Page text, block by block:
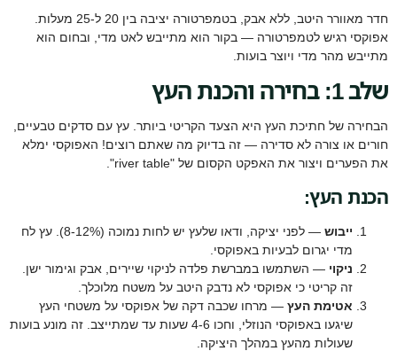
חדר מאוורר היטב, ללא אבק, בטמפרטורה יציבה בין 20 ל-25 מעלות.
אפוקסי רגיש לטמפרטורה — בקור הוא מתייבש לאט מדי, ובחום הוא
מתייבש מהר מדי ויוצר בועות.
שלב 1: בחירה והכנת העץ
הבחירה של חתיכת העץ היא הצעד הקריטי ביותר. עץ עם סדקים טבעיים,
חורים או צורה לא סדירה — זה בדיוק מה שאתם רוצים! האפוקסי ימלא
את הפערים ויצור את האפקט הקסום של "river table".
הכנת העץ:
ייבוש
— לפני יציקה, ודאו שלעץ יש לחות נמוכה (8-12%). עץ לח
מדי יגרום לבעיות באפוקסי.
ניקוי — השתמשו במברשת פלדה לניקוי שיירים, אבק וגימור ישן.
זה קריטי כי אפוקסי לא נדבק היטב על משטח מלוכלך.
אטימת העץ — מרחו שכבה דקה של אפוקסי על משטחי העץ
שיגעו באפוקסי הנוזלי, וחכו 4-6 שעות עד שמתייצב. זה מונע בועות
שעולות מהעץ במהלך היציקה.